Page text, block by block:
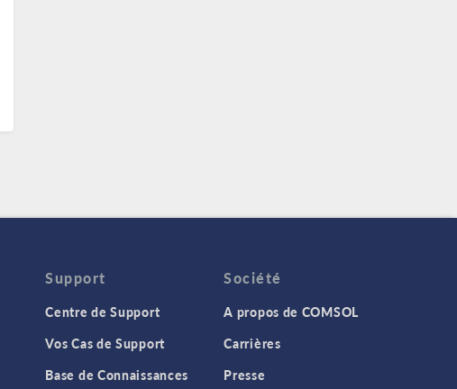
Support
Centre de Support
Vos Cas de Support
Base de Connaissances
Société
A propos de COMSOL
Carrières
Presse